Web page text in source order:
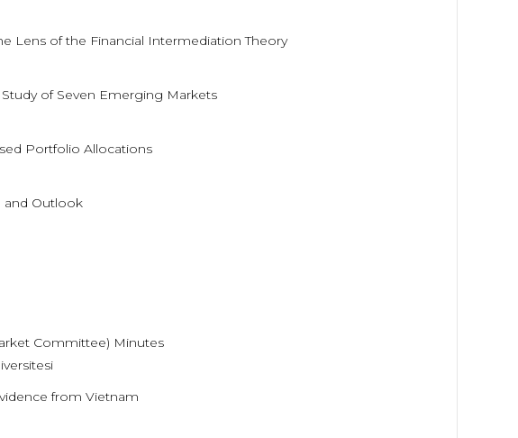
Lens of the Financial Intermediation Theory
of Seven Emerging Markets
Portfolio Allocations
and Outlook
Committee) Minutes
from Vietnam